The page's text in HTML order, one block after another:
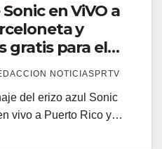
en ViVO a
y
gratis para el
NOTICIASPRTV
del erizo azul Sonic
vivo a Puerto Rico y…